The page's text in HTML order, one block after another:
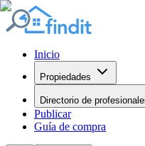
Inicio
Propiedades
Directorio de
Publicar
Guía de compra